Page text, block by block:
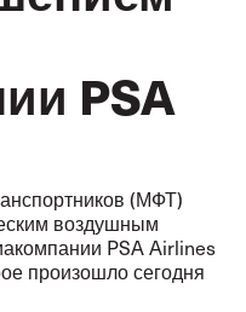
PSA
(МФТ)
воздушным
PSA Airlines
произошло сегодня